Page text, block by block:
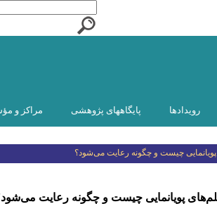
رویدادها پایگاههای پژوهشی مراکز و
چیست و چگونه رعایت می‌شود؟
پویانمایی چیست و چگونه رعایت